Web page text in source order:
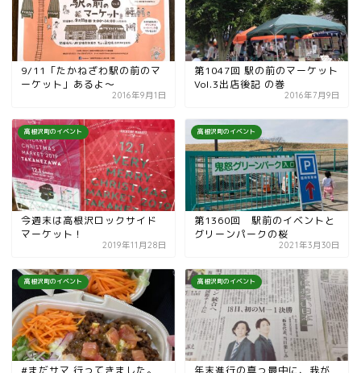
9/11「たかねざわ駅の前のマ
ーケット」あるよ〜
2016年9月1日
第1047回 駅の前のマーケット
Vol.3出店後記 の巻
2016年7月9日
高根沢町のイベント
今週末は高根沢ロックサイド
マーケット！
2019年11月28日
高根沢町のイベント
第1360回 駅前のイベントと
グリーンパークの桜
2021年3月30日
高根沢町のイベント
#まだサマ 行ってきました。
高根沢町のイベント
年末進行の真っ最中に、我が